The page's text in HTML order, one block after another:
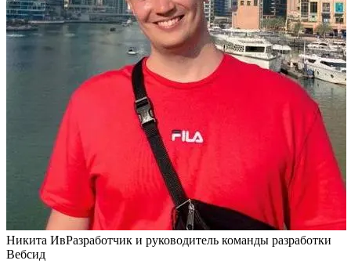
Никита ИвРазработчик и руководитель команды разработки
Вебсид